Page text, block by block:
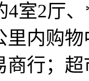
4室2厅
里内购
商行；